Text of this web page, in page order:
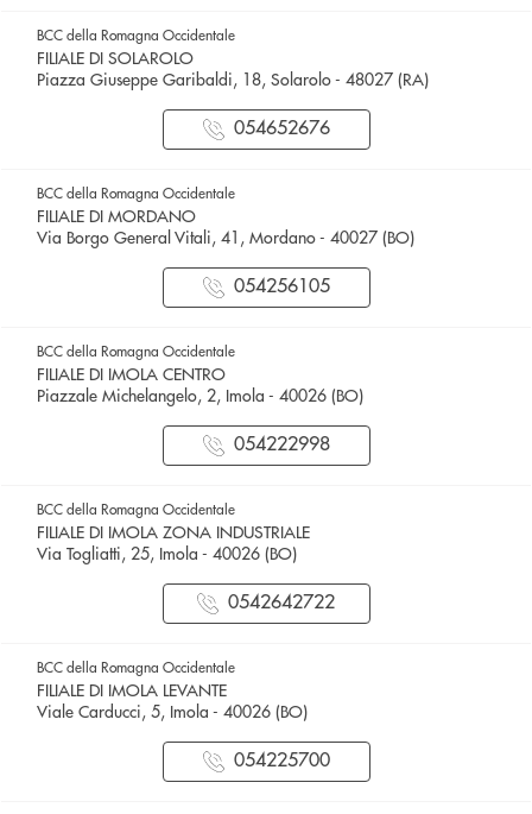
BCC della Romagna Occidentale
FILIALE DI SOLAROLO
Piazza Giuseppe Garibaldi, 18, Solarolo - 48027 (RA)
054652676
BCC della Romagna Occidentale
FILIALE DI MORDANO
Via Borgo General Vitali, 41, Mordano - 40027 (BO)
054256105
BCC della Romagna Occidentale
FILIALE DI IMOLA CENTRO
Piazzale Michelangelo, 2, Imola - 40026 (BO)
054222998
BCC della Romagna Occidentale
FILIALE DI IMOLA ZONA INDUSTRIALE
Via Togliatti, 25, Imola - 40026 (BO)
0542642722
BCC della Romagna Occidentale
FILIALE DI IMOLA LEVANTE
Viale Carducci, 5, Imola - 40026 (BO)
054225700